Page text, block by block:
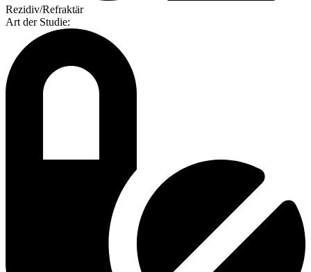
Rezidiv/Refraktär
Art der Studie: